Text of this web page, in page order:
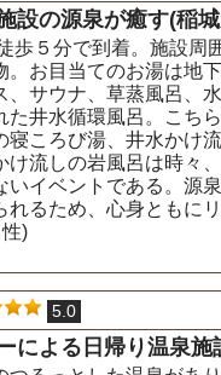
設の源泉が癒す(稲
歩５分で到着。施設周
。お目当てのお湯は地
、サウナ、草蒸風呂、
た井水循環風呂。こち
寝ころび湯、井水かけ
け流しの岩風呂は時々
いイベントである。源
るため、心身ともに
)
5.0
による日帰り温泉施